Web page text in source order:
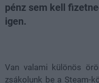
pénz sem kell
igen.
Van valami különös
zsákolunk be a Steam-